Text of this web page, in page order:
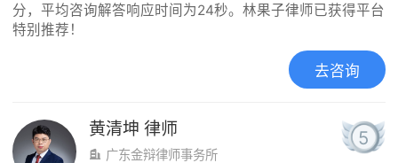
分，平均咨询解答响应时间为24秒。林果子律师已获得平台
特别推荐！
去咨询
黄清坤 律师
广东金辩律师事务所
5